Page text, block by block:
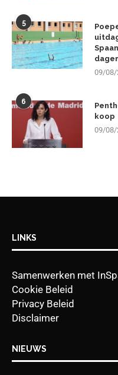
5
09/08/
6
koop
09/08/
LINKS
Samenwerken met
Cookie Beleid
Privacy Beleid
Disclaimer
NIEUWS